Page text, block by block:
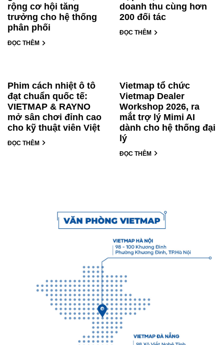
rộng cơ hội tăng
trưởng cho hệ thống
phân phối
ĐỌC THÊM
doanh thu cùng hơn
200 đối tác
ĐỌC THÊM
Phim cách nhiệt ô tô
đạt chuẩn quốc tế:
VIETMAP & RAYNO
mở sân chơi đỉnh cao
cho kỹ thuật viên Việt
ĐỌC THÊM
Vietmap tổ chức
Vietmap Dealer
Workshop 2026, ra
mắt trợ lý Mimi AI
dành cho hệ thống đại
lý
ĐỌC THÊM